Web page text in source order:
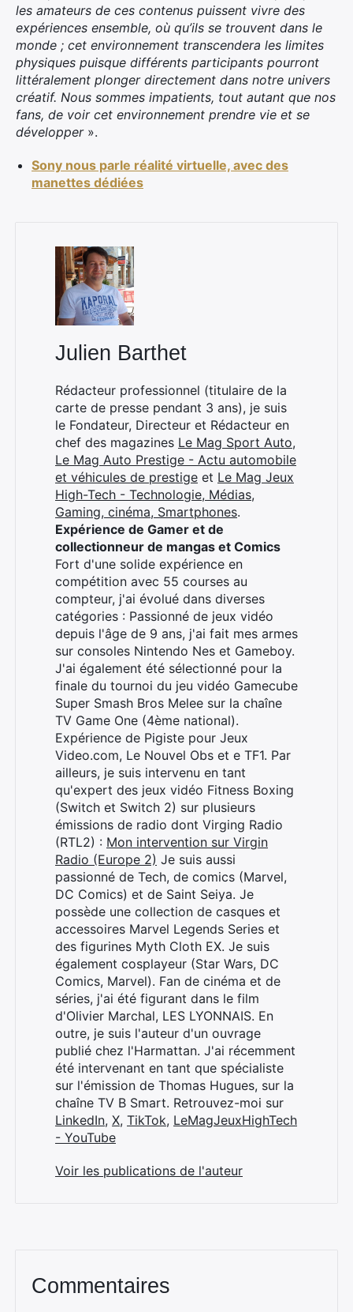
les amateurs de ces contenus puissent vivre des
expériences ensemble, où qu’ils se trouvent dans le
monde ; cet environnement transcendera les limites
physiques puisque différents participants pourront
littéralement plonger directement dans notre univers
créatif. Nous sommes impatients, tout autant que nos
fans, de voir cet environnement prendre vie et se
développer».
Sony nous parle réalité virtuelle, avec des
manettes dédiées
Julien Barthet
Rédacteur professionnel (titulaire de la
carte de presse pendant 3 ans), je suis
le Fondateur, Directeur et Rédacteur en
chef des magazines Le Mag Sport Auto,
Le Mag Auto Prestige - Actu automobile
et véhicules de prestige et Le Mag Jeux
High-Tech - Technologie, Médias,
Gaming, cinéma, Smartphones.
Expérience de Gamer et de
collectionneur de mangas et Comics
Fort d'une solide expérience en
compétition avec 55 courses au
compteur, j'ai évolué dans diverses
catégories : Passionné de jeux vidéo
depuis l'âge de 9 ans, j'ai fait mes armes
sur consoles Nintendo Nes et Gameboy.
J'ai également été sélectionné pour la
finale du tournoi du jeu vidéo Gamecube
Super Smash Bros Melee sur la chaîne
TV Game One (4ème national).
Expérience de Pigiste pour Jeux
Video.com, Le Nouvel Obs et e TF1. Par
ailleurs, je suis intervenu en tant
qu'expert des jeux vidéo Fitness Boxing
(Switch et Switch 2) sur plusieurs
émissions de radio dont Virging Radio
(RTL2) : Mon intervention sur Virgin
Radio (Europe 2) Je suis aussi
passionné de Tech, de comics (Marvel,
DC Comics) et de Saint Seiya. Je
possède une collection de casques et
accessoires Marvel Legends Series et
des figurines Myth Cloth EX. Je suis
également cosplayeur (Star Wars, DC
Comics, Marvel). Fan de cinéma et de
séries, j'ai été figurant dans le film
d'Olivier Marchal, LES LYONNAIS. En
outre, je suis l'auteur d'un ouvrage
publié chez l'Harmattan. J'ai récemment
été intervenant en tant que spécialiste
sur l'émission de Thomas Hugues, sur la
chaîne TV B Smart. Retrouvez-moi sur
LinkedIn, X, TikTok, LeMagJeuxHighTech
- YouTube
Voir les publications de l'auteur
Commentaires
Rechercher